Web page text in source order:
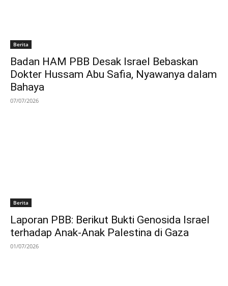
Berita
Badan HAM PBB Desak Israel Bebaskan
Dokter Hussam Abu Safia, Nyawanya dalam
Bahaya
07/07/2026
Berita
Laporan PBB: Berikut Bukti Genosida Israel
terhadap Anak-Anak Palestina di Gaza
01/07/2026